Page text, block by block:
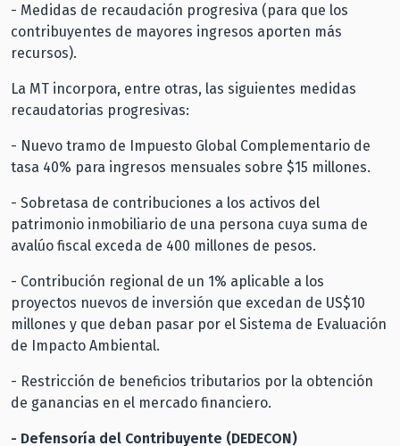
- Medidas de recaudación progresiva (para que los
contribuyentes de mayores ingresos aporten más
recursos).
La MT incorpora, entre otras, las siguientes medidas
recaudatorias progresivas:
- Nuevo tramo de Impuesto Global Complementario de
tasa 40% para ingresos mensuales sobre $15 millones.
- Sobretasa de contribuciones a los activos del
patrimonio inmobiliario de una persona cuya suma de
avalúo fiscal exceda de 400 millones de pesos.
- Contribución regional de un 1% aplicable a los
proyectos nuevos de inversión que excedan de US$10
millones y que deban pasar por el Sistema de Evaluación
de Impacto Ambiental.
- Restricción de beneficios tributarios por la obtención
de ganancias en el mercado financiero.
- Defensoría del Contribuyente (DEDECON)